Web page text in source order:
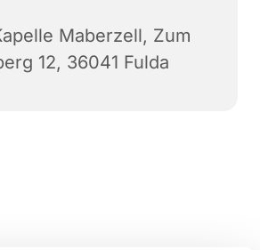
Maberzell, Zum
12, 36041 Fulda